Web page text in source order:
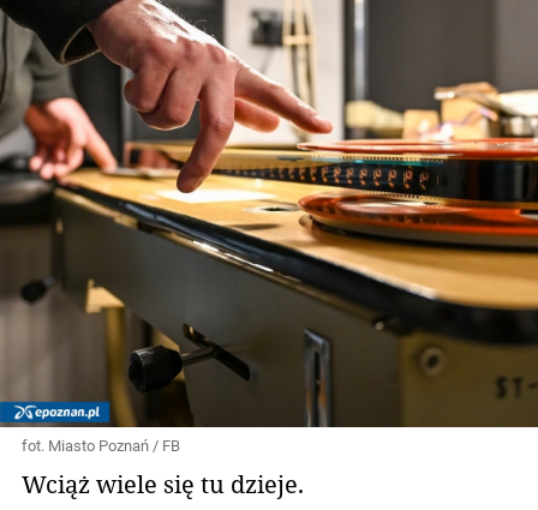
fot. Miasto Poznań / FB
Wciąż wiele się tu dzieje.